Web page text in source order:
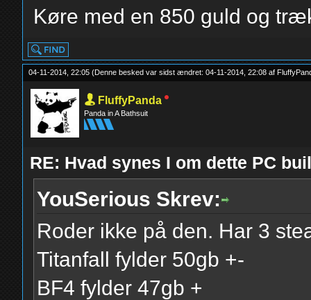
Køre med en 850 guld og
04-11-2014, 22:05(Denne besked var sidst ændret: 04-11-2014, 22:08 af
FluffyPanda
Panda in A Bathsuit
RE: Hvad synes I om dette PC
YouSerious Skrev:
Roder ikke på den. Har 3
Titanfall fylder 50gb +-
BF4 fylder 47gb +